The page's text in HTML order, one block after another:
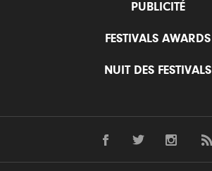
PUBLICITÉ
FESTIVALS AWARDS
NUIT DES FESTIVALS